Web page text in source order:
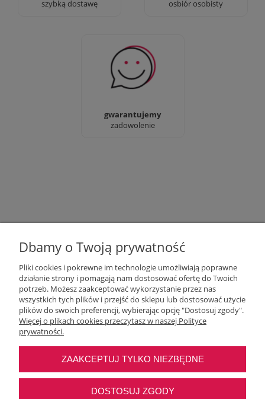
szybką dostawę
osbiór osobisty
gwarantujemy
zadowolenie
Sprawdź nasze 100%
zadowolenia Klientów
Moje konto
Najczęstsze pytania
Dbamy o Twoją prywatność
Pliki cookies i pokrewne im technologie umożliwiają poprawne
działanie strony i pomagają nam dostosować ofertę do Twoich
potrzeb. Możesz zaakceptować wykorzystanie przez nas
wszystkich tych plików i przejść do sklepu lub dostosować użycie
plików do swoich preferencji, wybierając opcję "Dostosuj zgody".
Więcej o plikach cookies przeczytasz w naszej Polityce
prywatności.
ZAAKCEPTUJ TYLKO NIEZBĘDNE
DOSTOSUJ ZGODY